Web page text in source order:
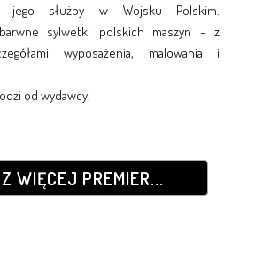
jego służby w Wojsku Polskim.
sylwetki polskich maszyn – z
wyposażenia, malowania i
od wydawcy.
WIĘCEJ PREMIER...